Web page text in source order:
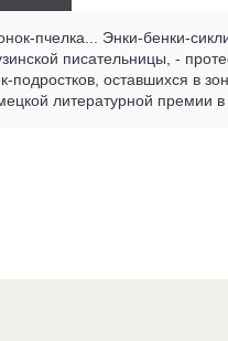
пчелка... Энки-бенки-
писательницы, -
подростков, оставшихся в
литературной премии